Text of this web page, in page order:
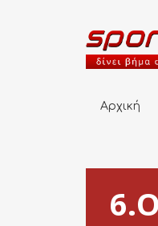
Αρχική